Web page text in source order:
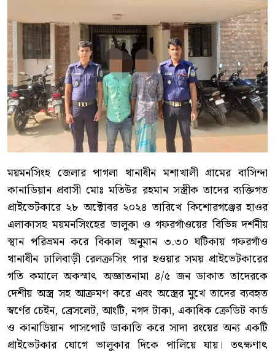
ময়মনসিংহ জেলার পাগলা থানাধীন মশাখালী গ্রামের বাসিন্দা
কানাডিয়ান প্রবাসী মোঃ মতিউর রহমান সস্ত্রীক তাদের ব্যক্তিগত
প্রাইভেটকারে ২৮ অক্টোবর ২০২৪ তারিখে কিশোরগঞ্জের হাওর
এলাকাসহ ময়মনসিংহের ভালুকা ও গফরগাঁওয়ের বিভিন্ন দর্শনীয়
স্থান পরিভ্রমন করে বিকাল অনুমান ৩.৩০ ঘটিকায় গফরগাঁও
থানাধীন ঢালিবাড়ী রেলক্রসিং পার হওয়ার সময় প্রাইভেটকারের
গতি কমালে অকস্মাৎ অজ্ঞাতনামা ৪/৫ জন ডাকাত তাদেরকে
দেশীয় অস্ত্র সহ আক্রমণ করে এবং অস্ত্রের মুখে তাদের ব্যবহৃত
স্বর্ণের চেইন, ব্রেসলেট, আংটি, নগদ টাকা, একাধিক ক্রেডিট কার্ড
ও কানাডিয়ান পাসপোর্ট ডাকাতি করে সাদা রংয়ের অন্য একটি
প্রাইভেটকার যোগে ভালুকার দিকে পালিয়ে যায়। তৎক্ষণাৎ